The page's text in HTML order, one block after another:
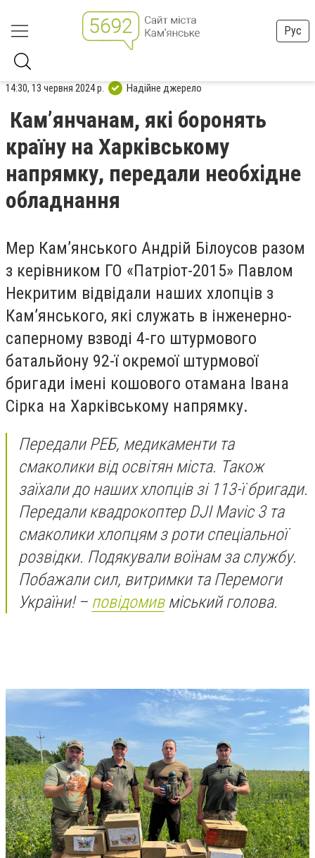
Рус
14:30, 13 червня 2024 р. Надійне джерело
Кам’янчанам, які боронять
країну на Харківському
напрямку, передали необхідне
обладнання
Мер Кам’янського Андрій Білоусов разом
з керівником ГО «Патріот-2015» Павлом
Некритим відвідали наших хлопців з
Камʼянського, які служать в інженерно-
саперному взводі 4-го штурмового
батальйону 92-ї окремої штурмової
бригади імені кошового отамана Івана
Сірка на Харківському напрямку.
Передали РЕБ, медикаменти та
смаколики від освітян міста. Також
заїхали до наших хлопців зі 113-ї бригади.
Передали квадрокоптер DJI Mavic 3 та
смаколики хлопцям з роти спеціальної
розвідки. Подякували воїнам за службу.
Побажали сил, витримки та Перемоги
України! – повідомивміський голова.